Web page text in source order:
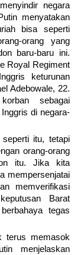
negara
menyatakan
bisa seperti
orang yang
baru-baru ini.
Royal Regiment
keturunan
Adebowale, 22.
sebagai
di negara-
itu, tetapi
orang-orang
itu. Jika kita
mempersenjatai
memverifikasi
Barat
tegas
terus memasok
menjelaskan